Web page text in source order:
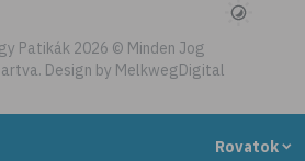
Rovatok
Patikák 2026 © Minden Jog
Design by MelkwegDigital